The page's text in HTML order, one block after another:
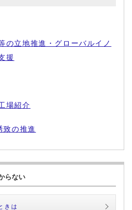
の立地推進・グローバルイノ
援
場紹介
致の推進
らない
きは